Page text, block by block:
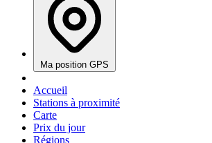
Ma position GPS
Accueil
Stations à proximité
Carte
Prix du jour
Régions